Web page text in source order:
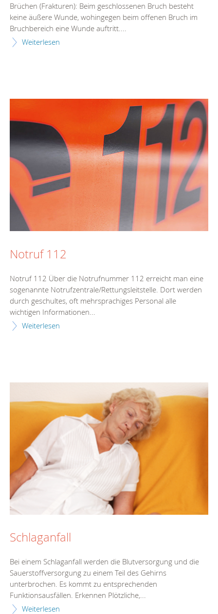
Brüchen (Frakturen): Beim geschlossenen Bruch besteht
keine äußere Wunde, wohingegen beim offenen Bruch im
Bruchbereich eine Wunde auftritt....
Weiterlesen
Notruf 112
Notruf 112 Über die Notrufnummer 112 erreicht man eine
sogenannte Notrufzentrale/Rettungsleitstelle. Dort werden
durch geschultes, oft mehrsprachiges Personal alle
wichtigen Informationen...
Weiterlesen
Schlaganfall
Bei einem Schlaganfall werden die Blutversorgung und die
Sauerstoffversorgung zu einem Teil des Gehirns
unterbrochen. Es kommt zu entsprechenden
Funktionsausfällen. Erkennen Plötzliche,...
Weiterlesen